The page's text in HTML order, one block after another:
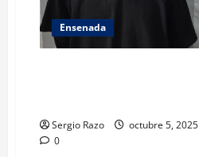
arma
prohibida
Ensenada
Sergio Razo
octubre 5, 2025
0